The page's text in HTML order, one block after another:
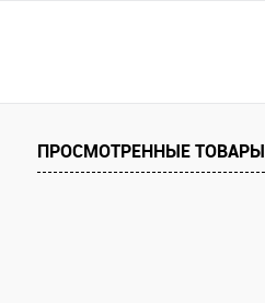
ПРОСМОТРЕННЫЕ ТОВАРЫ